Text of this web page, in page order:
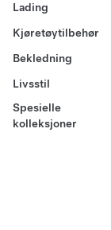
Lading
Kjøretøytilbehør
Bekledning
Livsstil
Spesielle
kolleksjoner